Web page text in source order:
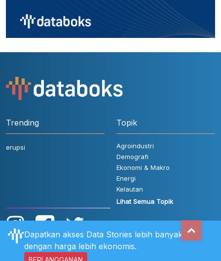
Trending
erupsi
Topik
Agroindustri
Demografi
Ekonomi & Makro
Energi
Kelautan
Lihat Semua Topik
Dapatkan akses Data Stories lebih banyak
dengan harga lebih ekonomis.